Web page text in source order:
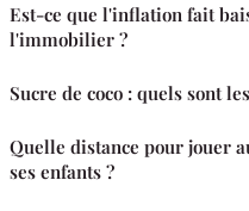
Est-ce que l'inflation fait
l'immobilier ?
Sucre de coco : quels sont
Quelle distance pour jouer
ses enfants ?